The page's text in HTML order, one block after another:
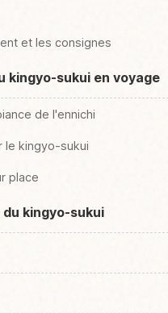
et les consignes
kingyo-sukui en voyage
de l'ennichi
le kingyo-sukui
place
kingyo-sukui